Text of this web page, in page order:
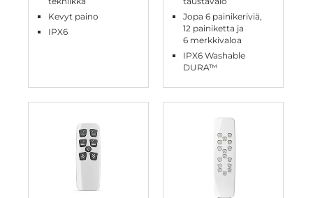
Kevyt paino
IPX6
Jopa 6 painikeriviä,
12 painiketta ja
6 merkkivaloa
IPX6 Washable
DURA™